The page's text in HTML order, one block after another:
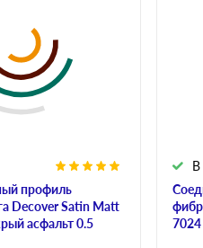
профиль
Decover Satin Matt
асфальт 0.5
В